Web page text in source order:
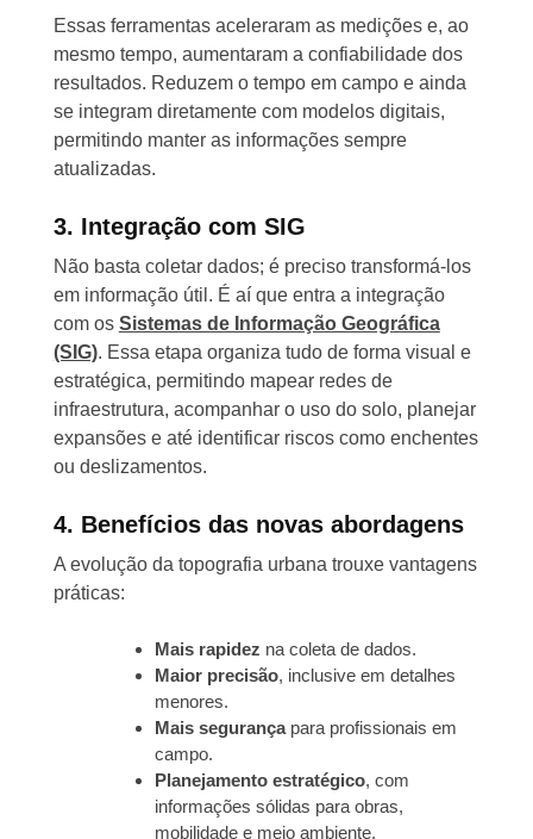
Essas ferramentas aceleraram as medições e, ao
mesmo tempo, aumentaram a confiabilidade dos
resultados. Reduzem o tempo em campo e ainda
se integram diretamente com modelos digitais,
permitindo manter as informações sempre
atualizadas.
3. Integração com SIG
Não basta coletar dados; é preciso transformá-los
em informação útil. É aí que entra a integração
com os Sistemas de Informação Geográfica
(SIG). Essa etapa organiza tudo de forma visual e
estratégica, permitindo mapear redes de
infraestrutura, acompanhar o uso do solo, planejar
expansões e até identificar riscos como enchentes
ou deslizamentos.
4. Benefícios das novas abordagens
A evolução da topografia urbana trouxe vantagens
práticas:
Mais rapidez na coleta de dados.
Maior precisão, inclusive em detalhes
menores.
Mais segurançapara profissionais em
campo.
Planejamento estratégico, com
informações sólidas para obras,
mobilidade e meio ambiente.